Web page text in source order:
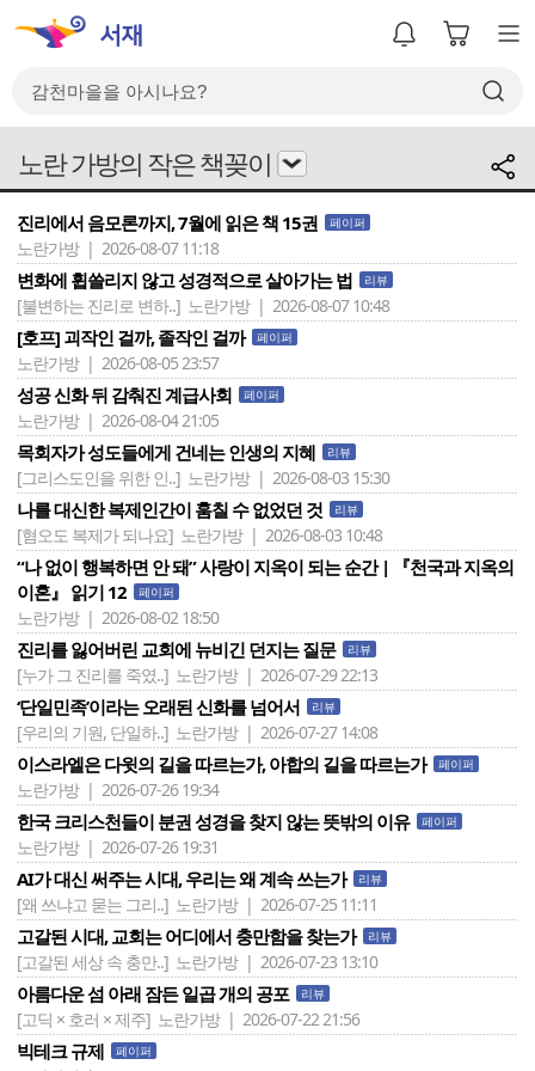
노란 가방의 작은 책꽂이
진리에서 음모론까지, 7월에 읽은 책 15권 페이퍼
노란가방 | 2026-08-07 11:18
변화에 휩쓸리지 않고 성경적으로 살아가는 법 리뷰
[불변하는 진리로 변하..] 노란가방 | 2026-08-07 10:48
[호프] 괴작인 걸까, 졸작인 걸까 페이퍼
노란가방 | 2026-08-05 23:57
성공 신화 뒤 감춰진 계급사회 페이퍼
노란가방 | 2026-08-04 21:05
목회자가 성도들에게 건네는 인생의 지혜 리뷰
[그리스도인을 위한 인..] 노란가방 | 2026-08-03 15:30
나를 대신한 복제인간이 훔칠 수 없었던 것 리뷰
[혐오도 복제가 되나요] 노란가방 | 2026-08-03 10:48
“나 없이 행복하면 안 돼” 사랑이 지옥이 되는 순간 | 『천국과 지옥의
이혼』 읽기 12
페이퍼
노란가방 | 2026-08-02 18:50
진리를 잃어버린 교회에 뉴비긴 던지는 질문 리뷰
[누가 그 진리를 죽였..] 노란가방 | 2026-07-29 22:13
‘단일민족’이라는 오래된 신화를 넘어서 리뷰
[우리의 기원, 단일하..] 노란가방 | 2026-07-27 14:08
이스라엘은 다윗의 길을 따르는가, 아합의 길을 따르는가 페이퍼
노란가방 | 2026-07-26 19:34
한국 크리스천들이 분권 성경을 찾지 않는 뜻밖의 이유 페이퍼
노란가방 | 2026-07-26 19:31
AI가 대신 써주는 시대, 우리는 왜 계속 쓰는가 리뷰
[왜 쓰냐고 묻는 그리..] 노란가방 | 2026-07-25 11:11
고갈된 시대, 교회는 어디에서 충만함을 찾는가 리뷰
[고갈된 세상 속 충만..] 노란가방 | 2026-07-23 13:10
아름다운 섬 아래 잠든 일곱 개의 공포 리뷰
[고딕 × 호러 × 제주] 노란가방 | 2026-07-22 21:56
빅테크 규제 페이퍼